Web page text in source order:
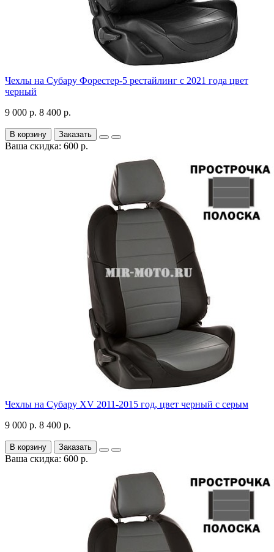
Чехлы на Субару Форестер-5 рестайлинг с 2021 года цвет
черный
9 000 р. 8 400 р.
В корзину Заказать
Ваша скидка: 600 р.
Чехлы на Субару XV 2011-2015 год, цвет черный с серым
9 000 р. 8 400 р.
В корзину Заказать
Ваша скидка: 600 р.